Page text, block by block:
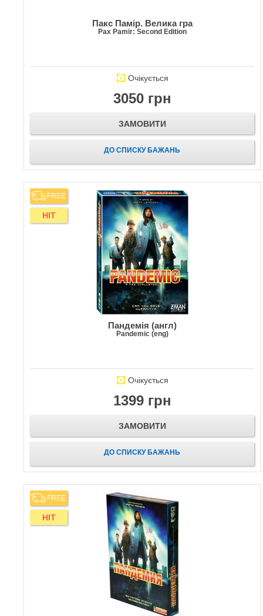
Пакс Памір. Велика гра
Pax Pamir: Second Edition
Очікується
3050 грн
ЗАМОВИТИ
ДО СПИСКУ БАЖАНЬ
FREE
HIT
Пандемія (англ)
Pandemic (eng)
Очікується
1399 грн
ЗАМОВИТИ
ДО СПИСКУ БАЖАНЬ
FREE
HIT